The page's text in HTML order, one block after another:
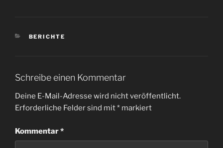
KATEGORIEN
BERICHTE
Schreibe einen Kommentar
Deine E-Mail-Adresse wird nicht veröffentlicht.
Erforderliche Felder sind mit* markiert
Kommentar*